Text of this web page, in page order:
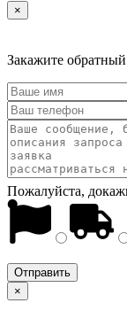
×
Закажите
Пожалуйста,
×